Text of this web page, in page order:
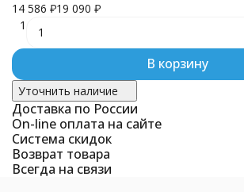
14 586 ₽19 090 ₽
1
В корзину
Уточнить наличие
Доставка по России
On-line оплата на сайте
Система скидок
Возврат товара
Всегда на связи